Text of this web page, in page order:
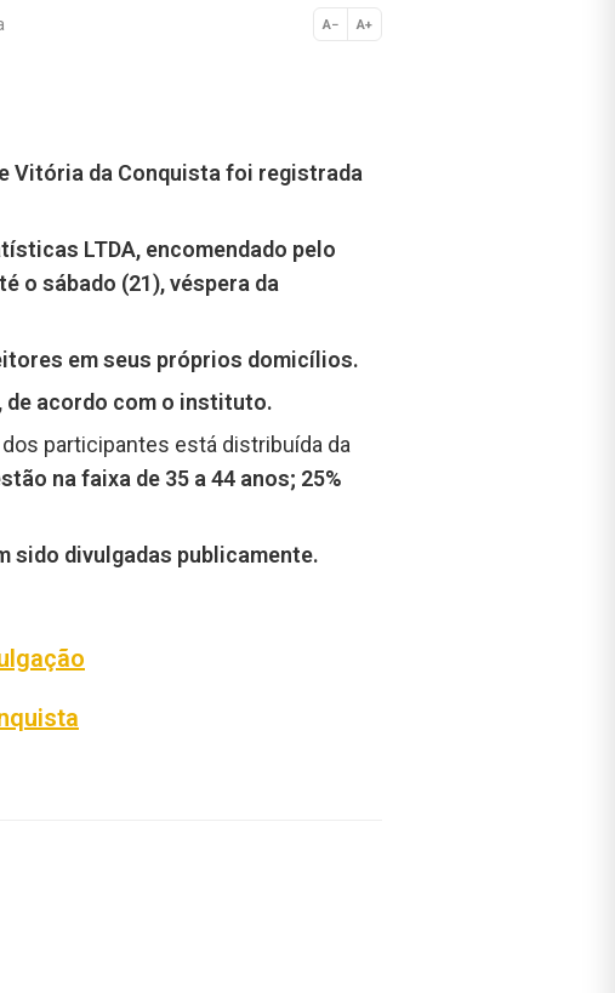
A− A+
Normal
Vitória da Conquista foi registrada
LTDA, encomendado pelo
o sábado (21), véspera da
em seus próprios domicílios.
de acordo com o instituto.
participantes está distribuída da
na faixa de 35 a 44 anos; 25%
sido divulgadas publicamente.